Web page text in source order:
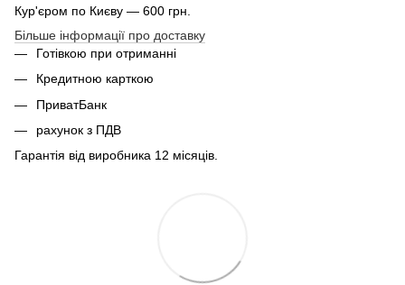
Кур'єром по Києву — 600 грн.
Більше інформації про доставку
Готівкою при отриманні
Кредитною карткою
ПриватБанк
рахунок з ПДВ
Гарантія від виробника 12 місяців.